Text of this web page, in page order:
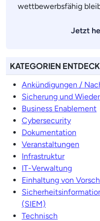
wettbewerbsfähig
Jetzt
KATEGORIEN
Ankündigungen /
Sicherung und
Business Enablement
Cybersecurity
Dokumentation
Veranstaltungen
Infrastruktur
IT-Verwaltung
Einhaltung von
(SIEM)
Technisch